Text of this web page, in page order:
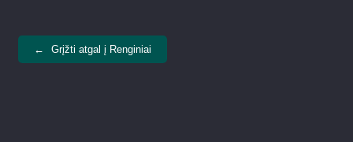
← Grįžti atgal į Renginiai